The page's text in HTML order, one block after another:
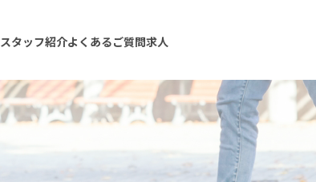
スタッフ紹介よくあるご質問求人